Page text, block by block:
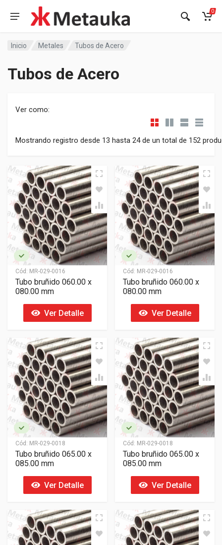
0
Inicio Metales Tubos de Acero
Tubos de Acero
Ver como:
Mostrando registro desde 13 hasta 24 de un total de 152
Cód: MR-029-0016
Tubo bruñido 060.00 x
080.00 mm
Ver Detalle
Cód: MR-029-0016
Tubo bruñido 060.00 x
080.00 mm
Ver Detalle
Cód: MR-029-0018
Tubo bruñido 065.00 x
085.00 mm
Ver Detalle
Cód: MR-029-0018
Tubo bruñido 065.00 x
085.00 mm
Ver Detalle